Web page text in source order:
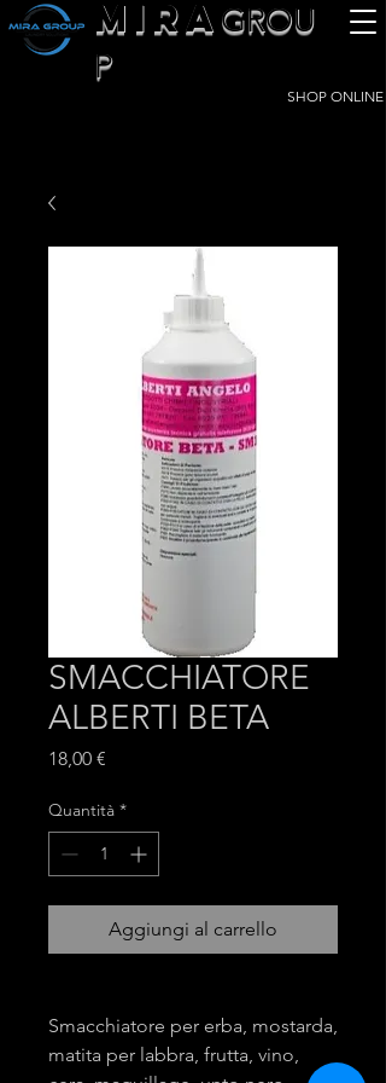
SHOP ONLINE
MIRA GROU
P
SMACCHIATORE
ALBERTI BETA
18,00 €
Quantità *
Aggiungi al carrello
Smacchiatore per erba, mostarda,
matita per labbra, frutta, vino,